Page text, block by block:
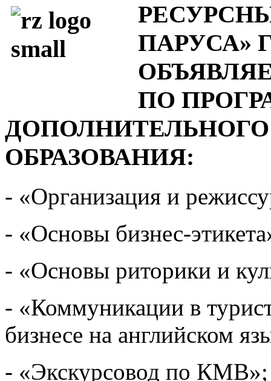
ПАРУСА»
ПО
ОБРАЗОВАНИЯ:
- «Организация и
- «Основы бизнес-
- «Основы риторики и
- «Коммуникации в
бизнесе на английском
- «Экскурсовод по КМВ»;